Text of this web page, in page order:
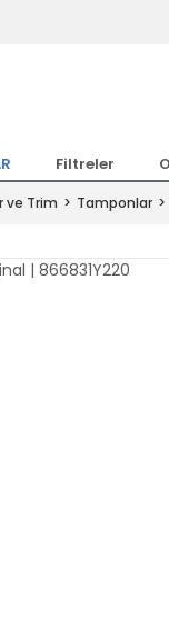
Kal!
Filtreler
ve Trim Tamponlar